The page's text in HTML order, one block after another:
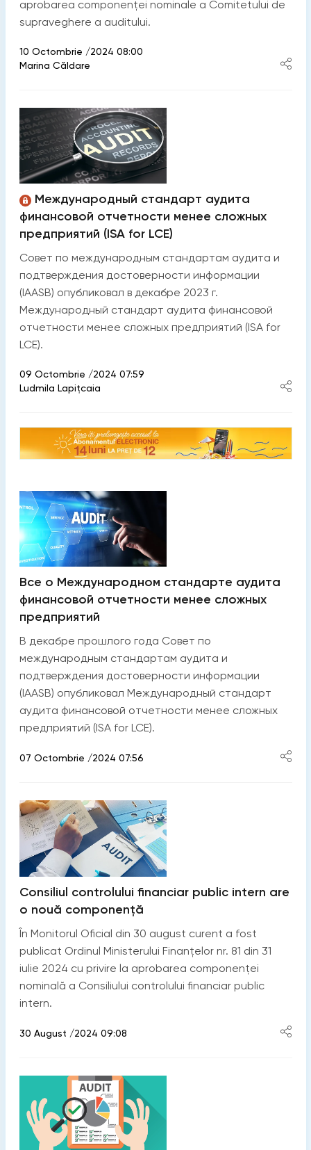
aprobarea componenței nominale a Comitetului de
supraveghere a auditului.
10 Octombrie /2024 08:00
Marina Căldare
Международный стандарт аудита
финансовой отчетности менее сложных
предприятий (ISA for LCE)
Совет по международным стандартам аудита и
подтверждения достоверности информации
(IAASB) опубликовал в декабре 2023 г.
Международный стандарт аудита финансовой
отчетности менее сложных предприятий (ISA for
LCE).
09 Octombrie /2024 07:59
Ludmila Lapițcaia
Все о Международном стандарте аудита
финансовой отчетности менее сложных
предприятий
В декабре прошлого года Совет по
международным стандартам аудита и
подтверждения достоверности информации
(IAASB) опубликовал Международный стандарт
аудита финансовой отчетности менее сложных
предприятий (ISA for LCE).
07 Octombrie /2024 07:56
Consiliul controlului financiar public intern are
o nouă componență
În Monitorul Oficial din 30 august curent a fost
publicat Ordinul Ministerului Finanțelor nr. 81 din 31
iulie 2024 cu privire la aprobarea componenței
nominală a Consiliului controlului financiar public
intern.
30 August /2024 09:08